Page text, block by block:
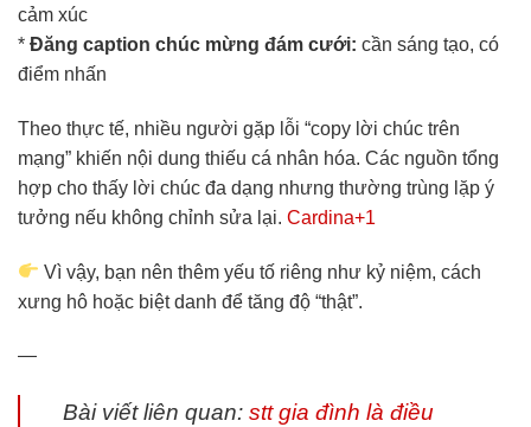
cảm xúc
* Đăng caption chúc mừng đám cưới: cần sáng tạo, có
điểm nhấn
Theo thực tế, nhiều người gặp lỗi “copy lời chúc trên
mạng” khiến nội dung thiếu cá nhân hóa. Các nguồn tổng
hợp cho thấy lời chúc đa dạng nhưng thường trùng lặp ý
tưởng nếu không chỉnh sửa lại. Cardina+1
Vì vậy, bạn nên thêm yếu tố riêng như kỷ niệm, cách
xưng hô hoặc biệt danh để tăng độ “thật”.
—
Bài viết liên quan: stt gia đình là điều